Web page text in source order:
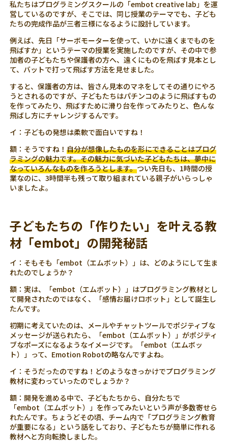
私たちはプログラミングスクールの「embot creative lab」を運
営しているのですが、そこでは、同じ授業のテーマでも、子ども
たちの完成作品が三者三様になるように設計しています。
例えば、先日「サーボモーターを使って、いかに遠くまでものを
飛ばすか」というテーマの授業を実施したのですが、その中で参
加者の子どもたちや保護者の方へ、遠くにものを飛ばす見本とし
て、バットで打って飛ばす方法を見せました。
すると、保護者の方は、皆さん見本のマネをしてその通りにやろ
うとされるのですが、子どもたちはパチンコのように飛ばすもの
を作ってみたり、飛ばすために滑り台を作ってみたりと、色んな
飛ばし方にチャレンジするんです。
イ：子どもの発想は柔軟で面白いですね！
額：そうですね！自分が想像したものを形にできることはプログ
ラミングの魅力です。その魅力に気づいた子どもたちは、夢中に
なっていろんなものを作ろうとします。つい先日も、1時間の授
業なのに、3時間半も残って取り組まれている親子がいらっしゃ
いましたよ。
子どもたちの「作りたい」を叶える教
材「embot」の開発秘話
イ：そもそも「embot（エムボット）」は、どのようにして生ま
れたのでしょうか？
額：実は、「embot（エムボット）」はプログラミング教材とし
て開発されたのではなく、「感情お届けロボット」として誕生し
たんです。
初期に考えていたのは、メールやチャットツールでポジティブな
メッセージが送られたら、「embot（エムボット）」がポジティ
ブなポーズになるようなイメージです。「embot（エムボッ
ト）」って、Emotion Robotの略なんですよね。
イ：そうだったのですね！どのようなきっかけでプログラミング
教材に変わっていったのでしょうか？
額：開発を進める中で、子どもたちから、自分たちで
「embot（エムボット）」を作ってみたいという声が多数寄せら
れたんです。ちょうどその頃、チーム内で「プログラミング教育
が重要になる」という話をしており、子どもたちが簡単に作れる
教材へと方向転換しました。